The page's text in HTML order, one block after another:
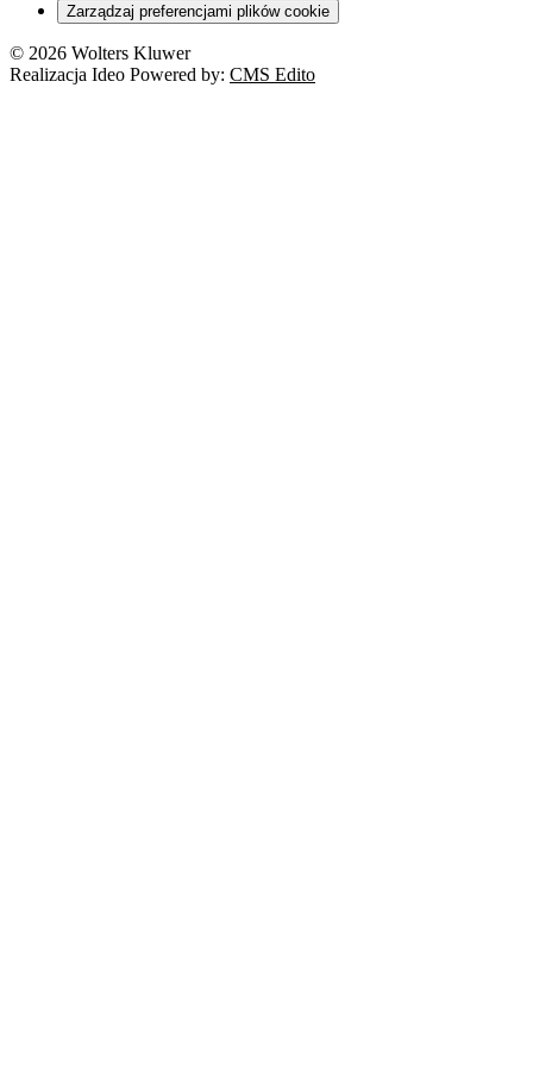
Zarządzaj preferencjami plików cookie
© 2026 Wolters Kluwer
Realizacja Ideo Powered by: CMS Edito